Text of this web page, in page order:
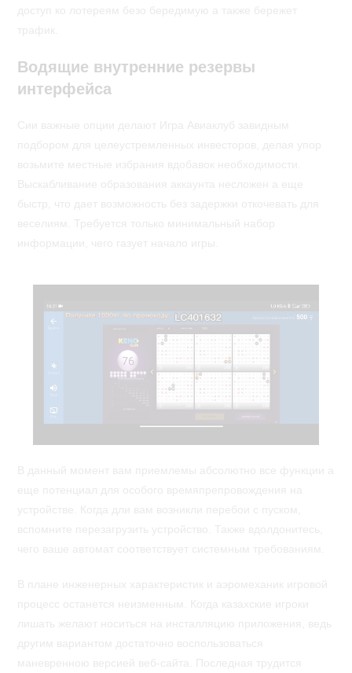
Водящие внутренние резервы
интерфейса